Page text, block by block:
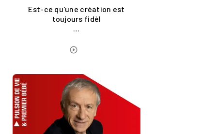
Est-ce qu'une création est
toujours fidèl
…
play_circle_outline